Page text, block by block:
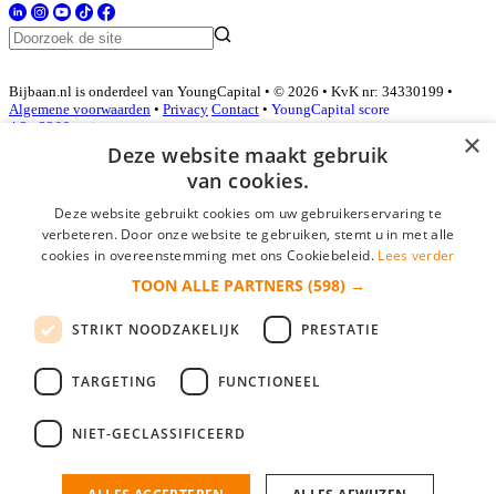
Bijbaan.nl is onderdeel van YoungCapital • © 2026 • KvK nr: 34330199 •
Algemene voorwaarden • Privacy Contact • YoungCapital score
4.3 - 3366 reviews
Inloggen als bedrijf
*
login gegevens onthouden
login
Bedrijf aanmelden
nieuwe collega/werknemer zo gevonden!
×
Deze website maakt gebruik
van cookies.
Deze website gebruikt cookies om uw gebruikerservaring te
verbeteren. Door onze website te gebruiken, stemt u in met alle
cookies in overeenstemming met ons Cookiebeleid. Lees verder
TOON ALLE PARTNERS (598) →
STRIKT NOODZAKELIJK PRESTATIE
TARGETING FUNCTIONEEL
NIET-GECLASSIFICEERD